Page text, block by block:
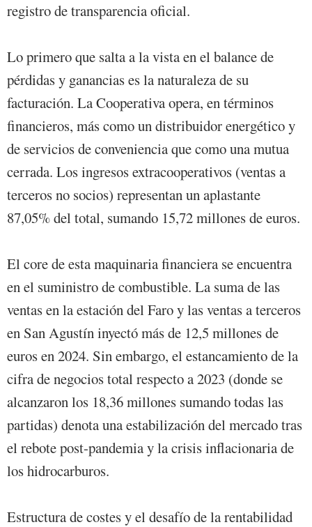
registro de transparencia oficial.
Lo primero que salta a la vista en el balance de
pérdidas y ganancias es la naturaleza de su
facturación. La Cooperativa opera, en términos
financieros, más como un distribuidor energético y
de servicios de conveniencia que como una mutua
cerrada. Los ingresos extracooperativos (ventas a
terceros no socios) representan un aplastante
87,05% del total, sumando 15,72 millones de euros.
El core de esta maquinaria financiera se encuentra
en el suministro de combustible. La suma de las
ventas en la estación del Faro y las ventas a terceros
en San Agustín inyectó más de 12,5 millones de
euros en 2024. Sin embargo, el estancamiento de la
cifra de negocios total respecto a 2023 (donde se
alcanzaron los 18,36 millones sumando todas las
partidas) denota una estabilización del mercado tras
el rebote post-pandemia y la crisis inflacionaria de
los hidrocarburos.
Estructura de costes y el desafío de la rentabilidad